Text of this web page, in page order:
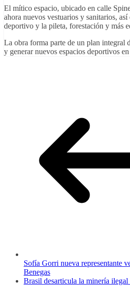
El mítico espacio, ubicado en calle
ahora nuevos vestuarios y sanitarios,
deportivo y la pileta, forestación y más
La obra forma parte de un plan integral
y generar nuevos espacios deportivos
Sofía Gorri nueva representante
Benegas
Brasil desarticula la minería